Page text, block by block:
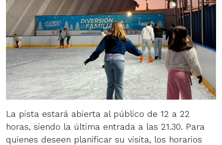
La pista estará abierta al público de 12 a 22
horas, siendo la última entrada a las 21.30. Para
quienes deseen planificar su visita, los horarios